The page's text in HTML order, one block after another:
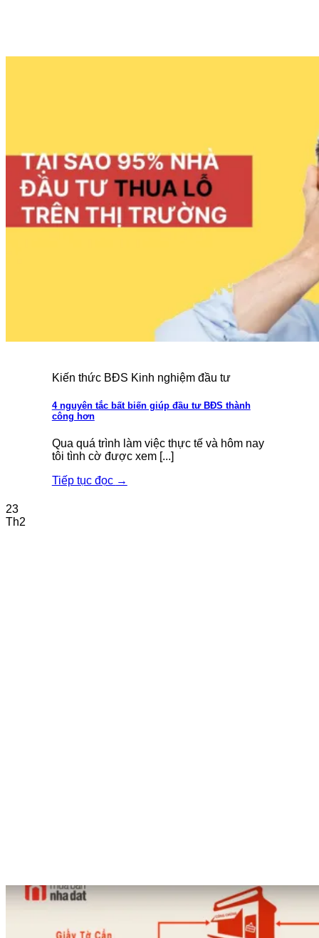
Kiến thức BĐS Kinh nghiệm đầu tư
4 nguyên tắc bất biến giúp đầu tư BĐS thành
công hơn
Qua quá trình làm việc thực tế và hôm nay
tôi tình cờ được xem [...]
Tiếp tục đọc →
23
Th2